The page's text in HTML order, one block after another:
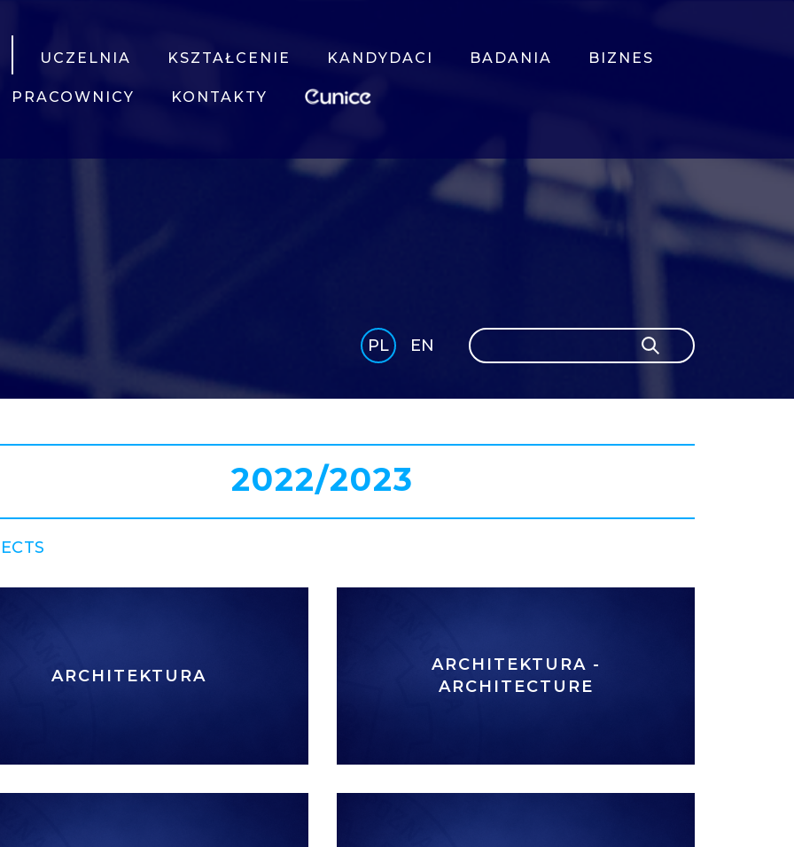
UCZELNIA KSZTAŁCENIE KANDYDACI BADANIA BIZNES
PRACOWNICY KONTAKTY
Szukaj Szukaj
PL
EN
2022/2023
ARCHITEKTURA
ARCHITEKTURA -
ARCHITECTURE